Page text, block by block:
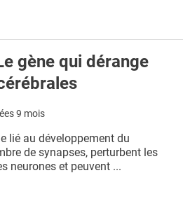
gène qui dérange
9 mois
lié au développement du
de synapses, perturbent les
neurones et peuvent ...